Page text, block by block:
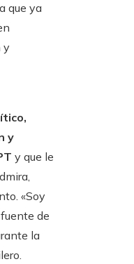
que ya
y
y
y que le
«Soy
de
la